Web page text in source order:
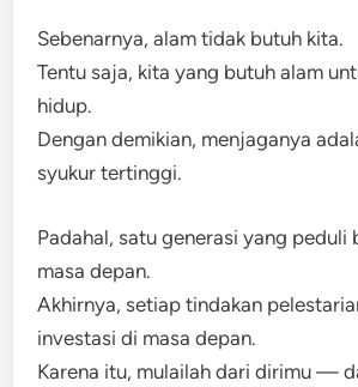
Sebenarnya, alam tidak butuh kita.
Tentu saja, kita yang butuh alam
hidup.
Dengan demikian, menjaganya
syukur tertinggi.
Padahal, satu generasi yang peduli
masa depan.
Akhirnya, setiap tindakan
investasi di masa depan.
Karena itu, mulailah dari dirimu —